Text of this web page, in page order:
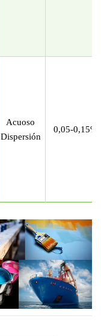
Acuoso
Dispersión
0,05-0,15%